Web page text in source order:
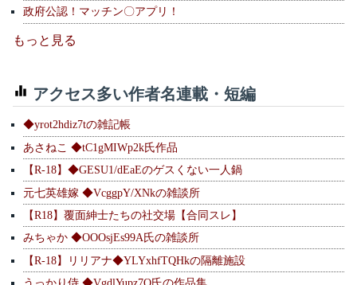
政府公認！マッチン〇アプリ！
もっと見る
アクセス多い作者名連載・短編
◆yrot2hdiz7tの雑記帳
あさねこ ◆tC1gMIWp2k氏作品
【R-18】◆GESU1/dEaEのゲスくない一人鍋
元七英雄嫁 ◆VcggpY/XNkの雑談所
【R18】覆面紳士たちの社交場【合同スレ】
みちゃか ◆OOOsjEs99A氏の雑談所
【R-18】リリアナ◆YLYxhfTQHkの隔離施設